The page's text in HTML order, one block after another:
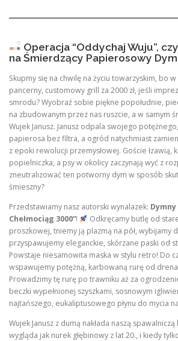
Operacja “Oddychaj Wuju”,
na Śmierdzący Papierosowy
Skupmy się na chwilę na życiu towarzyskim, bo
pancerny, customowy grill za 2000 zł, jeśli
smrodu? Wyobraź sobie piękne popołudnie,
na zbudowanym przez nas ruszcie, a w samym
Wujek Janusz. Janusz odpala swojego
papierosa bez filtra, a ogród natychmiast
z epoki rewolucji przemysłowej. Goście łzawią,
popielniczka, a psy w okolicy zaczynają wyć z
zneutralizować ten potworny dym w sposób
śmieszny?
Przedstawiamy nasz autorski wynalazek:
Chełmociąg 3000”!
Odkręcamy butlę od
proszkowej, tniemy ją plazmą na pół, wybijamy
przyspawujemy eleganckie, skórzane paski od
Powstaje niesamowita maska w stylu retro! Do
wspawujemy potężną, karbowaną rurę od
Prowadzimy tę rurę po trawniku aż za
beczki wypełnionej szyszkami, sosnowym
najtańszego, eukaliptusowego płynu do mycia
Wujek Janusz z dumą nakłada naszą
wygląda jak nurek głębinowy z lat 20., i kiedy